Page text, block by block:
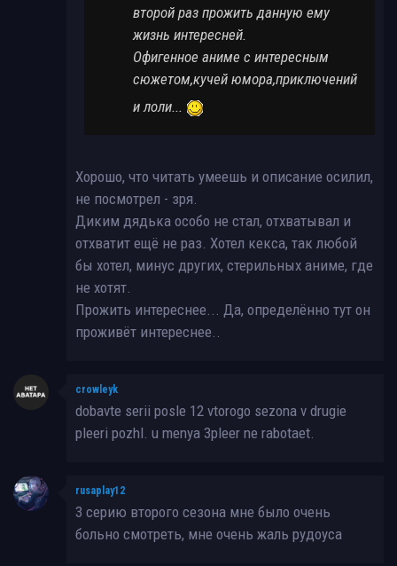
второй раз прожить данную ему
жизнь интересней.
Офигенное аниме с интересным
сюжетом,кучей юмора,приключений
и лоли...
Хорошо, что читать умеешь и описание осилил,
не посмотрел - зря.
Диким дядька особо не стал, отхватывал и
отхватит ещё не раз. Хотел кекса, так любой
бы хотел, минус других, стерильных аниме, где
не хотят.
Прожить интереснее... Да, определённо тут он
проживёт интереснее..
crowleyk
dobavte serii posle 12 vtorogo sezona v drugie
pleeri pozhl. u menya 3pleer ne rabotaet.
rusaplay12
3 серию второго сезона мне было очень
больно смотреть, мне очень жаль рудоуса